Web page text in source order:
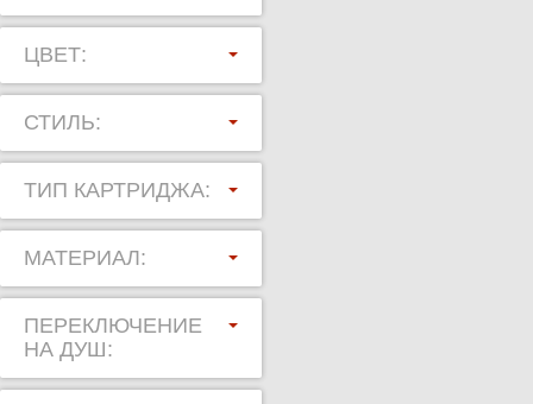
ЦВЕТ:
СТИЛЬ:
ТИП КАРТРИДЖА:
МАТЕРИАЛ:
ПЕРЕКЛЮЧЕНИЕ
НА ДУШ: